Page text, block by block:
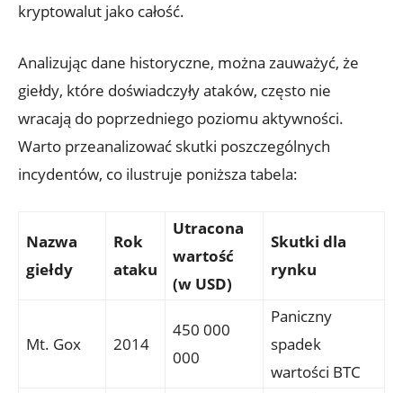
kryptowalut ​jako całość.
Analizując​ dane historyczne, można zauważyć, że
⁣giełdy, które doświadczyły ataków, często nie
wracają ⁢do ‍poprzedniego poziomu aktywności.
Warto przeanalizować skutki poszczególnych
incydentów,​ co ilustruje poniższa tabela:
Nazwa
giełdy
Rok
ataku
Utracona
‍wartość‍
(w ⁤USD)
Skutki ⁢dla
rynku
Mt. Gox 2014
450 000
000
Paniczny
spadek
‌wartości ‌BTC